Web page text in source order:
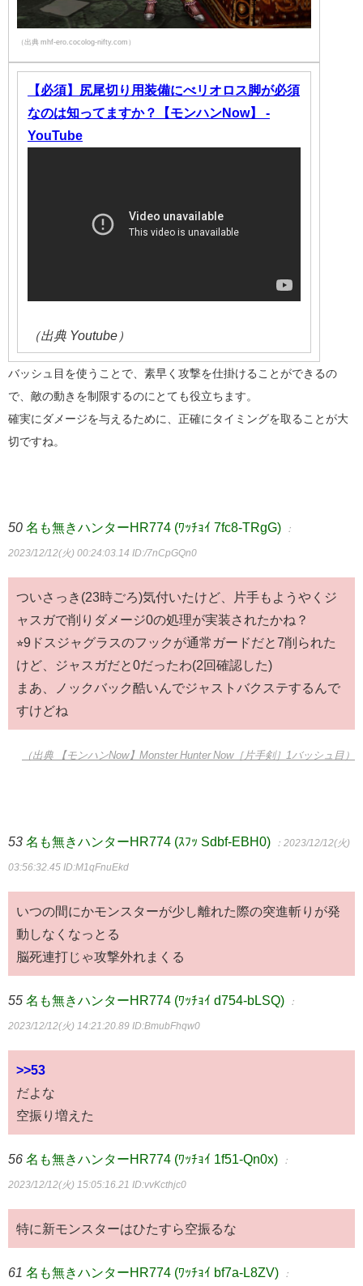
（出典 mhf-ero.cocolog-nifty.com）
【必須】尻尾切り用装備にべリオロス脚が必須
なのは知ってますか？【モンハンNow】 -
YouTube
（出典 Youtube）
バッシュ目を使うことで、素早く攻撃を仕掛けることができるの
で、敵の動きを制限するのにとても役立ちます。
確実にダメージを与えるために、正確にタイミングを取ることが大
切ですね。
50 名も無きハンターHR774 (ﾜｯﾁｮｲ 7fc8-TRgG) ：
2023/12/12(火) 00:24:03.14 ID:/7nCpGQn0
ついさっき(23時ごろ)気付いたけど、片手もようやくジ
ャスガで削りダメージ0の処理が実装されたかね？
⭐︎9ドスジャグラスのフックが通常ガードだと7削られた
けど、ジャスガだと0だったわ(2回確認した)
まあ、ノックバック酷いんでジャストバクステするんで
すけどね
（出典 【モンハンNow】Monster Hunter Now［片手剣］1バッシュ目）
53 名も無きハンターHR774 (ｽﾌｯ Sdbf-EBH0) ：2023/12/12(火)
03:56:32.45 ID:M1qFnuEkd
いつの間にかモンスターが少し離れた際の突進斬りが発
動しなくなっとる
脳死連打じゃ攻撃外れまくる
55 名も無きハンターHR774 (ﾜｯﾁｮｲ d754-bLSQ) ：
2023/12/12(火) 14:21:20.89 ID:BmubFhqw0
>>53
だよな
空振り増えた
56 名も無きハンターHR774 (ﾜｯﾁｮｲ 1f51-Qn0x) ：
2023/12/12(火) 15:05:16.21 ID:vvKcthjc0
特に新モンスターはひたすら空振るな
61 名も無きハンターHR774 (ﾜｯﾁｮｲ bf7a-L8ZV) ：